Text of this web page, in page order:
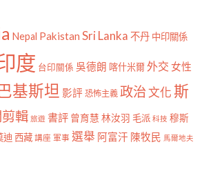
Nepal Pakistan Sri Lanka 不丹 中印關係
度 台印關係 吳德朗 喀什米爾外交 女性
巴基斯坦 影評 恐怖主義 政治文化斯
輯 旅遊 書評 曾育慧 林汝羽 毛派 科技 穆斯
迪 西藏 講座 軍事 選舉 阿富汗 陳牧民 馬爾地夫